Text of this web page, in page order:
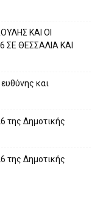
ΚΑΙ ΟΙ
ΣΕ ΘΕΣΣΑΛΙΑ ΚΑΙ
και
Δημοτικής
Δημοτικής